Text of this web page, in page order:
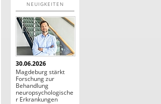
NEUIGKEITEN
30.06.2026
Magdeburg stärkt
Forschung zur
Behandlung
neuropsychologische
r Erkrankungen